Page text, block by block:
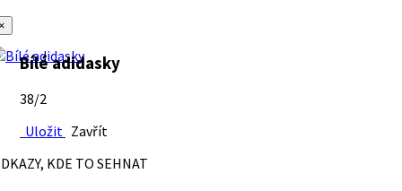
Bílé adidasky
38/2
Uložit Zavřít
KDE TO SEHNAT